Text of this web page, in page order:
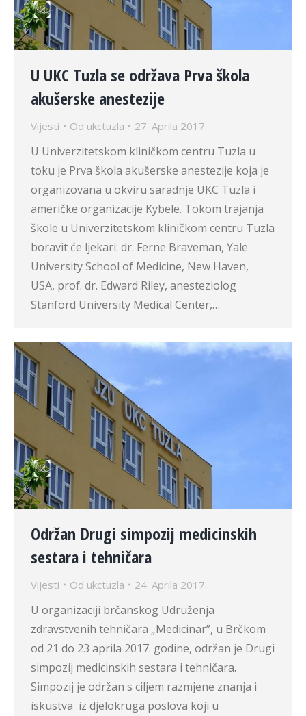
U UKC Tuzla se održava Prva škola
akušerske anestezije
Vijesti Od ukctuzla 27. Aprila 2017.
U Univerzitetskom kliničkom centru Tuzla u
toku je Prva škola akušerske anestezije koja je
organizovana u okviru saradnje UKC Tuzla i
američke organizacije Kybele. Tokom trajanja
škole u Univerzitetskom kliničkom centru Tuzla
boravit će ljekari: dr. Ferne Braveman, Yale
University School of Medicine, New Haven,
USA, prof. dr. Edward Riley, anesteziolog
Stanford University Medical Center,…
Održan Drugi simpozij medicinskih
sestara i tehničara
Vijesti Od ukctuzla 24. Aprila 2017.
U organizaciji brčanskog Udruženja
zdravstvenih tehničara „Medicinar”, u Brčkom
od 21 do 23 aprila 2017. godine, održan je Drugi
simpozij medicinskih sestara i tehničara.
Simpozij je održan s ciljem razmjene znanja i
iskustva iz djelokruga poslova koji u